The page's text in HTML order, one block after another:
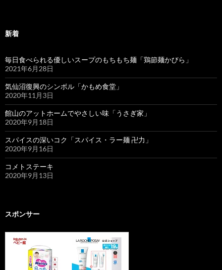
新着
毎日食べられる優しいスープのもちもち麺「鶏節麺かびら」
2021年6月28日
気仙沼復興のシンボル「かもめ食堂」
2020年11月3日
館山のアットホームでやさしい味「うさぎ家」
2020年9月18日
スパイスの深いコク「スパイス・ラー麺 卍力」
2020年9月16日
コメトステーキ
2020年9月13日
スポンサー